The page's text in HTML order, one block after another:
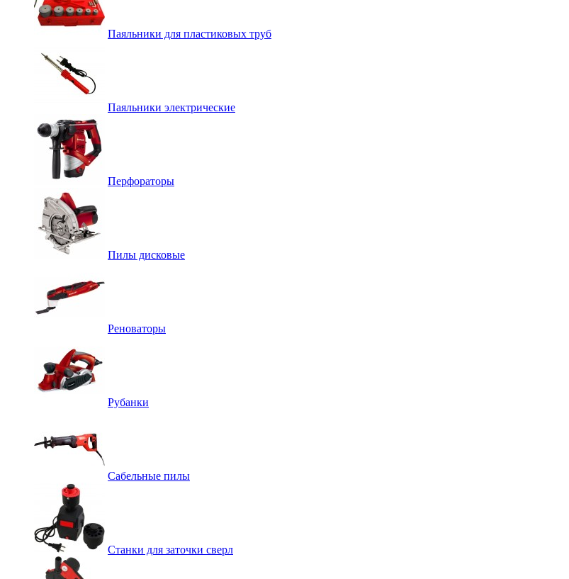
Паяльники для пластиковых труб
Паяльники электрические
Перфораторы
Пилы дисковые
Реноваторы
Рубанки
Сабельные пилы
Станки для заточки сверл